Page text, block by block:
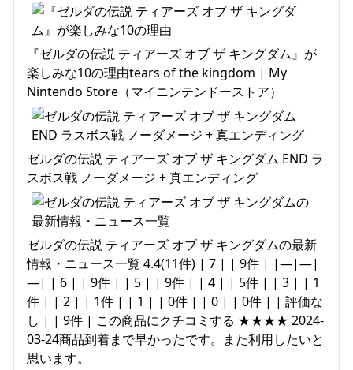
『ゼルダの伝説 ティアーズ オブ ザ キングダム』が
楽しみな10の理由tears of the kingdom | My
Nintendo Store（マイニンテンドーストア）
ゼルダの伝説 ティアーズ オブ ザ キングダム END ラ
スボス戦 ノーダメージ + 真エンディング
ゼルダの伝説 ティアーズ オブ ザ キングダムの最新
情報・ニュース一覧 4.4(11件) | 7 | | 9件 | |—|—|
—| | 6 | | 9件 | | 5 | | 9件 | | 4 | | 5件 | | 3 | | 1
件 | | 2 | | 1件 | | 1 | | 0件 | | 0 | | 0件 | | 評価な
し | | 9件 | この商品にクチコミする ★★★★ 2024-
03-24商品到着まで早かったです。また利用したいと
思います。